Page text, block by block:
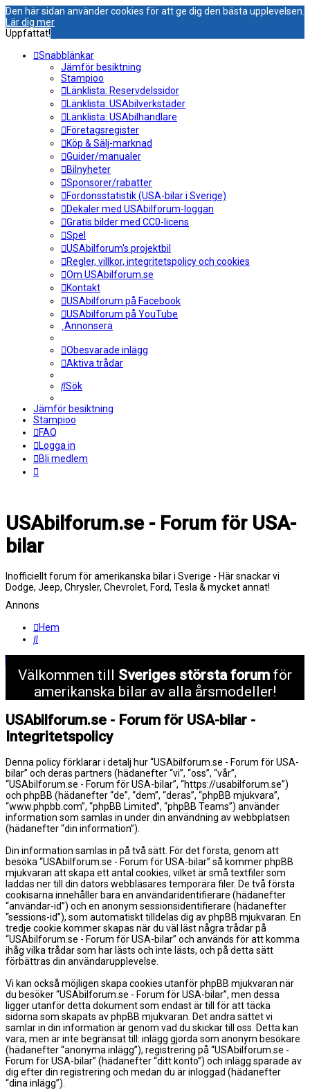
Den här sidan använder cookies för att ge dig den bästa upplevelsen.
Lär dig mer
Uppfattat!
Snabblänkar
Jämför besiktning
Stampioo
Länklista: Reservdelssidor
Länklista: USAbilverkstäder
Länklista: USAbilhandlare
Företagsregister
Köp & Sälj-marknad
Guider/manualer
Bilnyheter
Sponsorer/rabatter
Fordonsstatistik (USA-bilar i Sverige)
Dekaler med USAbilforum-loggan
Gratis bilder med CC0-licens
Spel
USAbilforum's projektbil
Regler, villkor, integritetspolicy och cookies
Om USAbilforum.se
Kontakt
USAbilforum på Facebook
USAbilforum på YouTube
Annonsera
Obesvarade inlägg
Aktiva trådar
Sök
Jämför besiktning
Stampioo
FAQ
Logga in
Bli medlem
USAbilforum.se - Forum för USA-
bilar
Inofficiellt forum för amerikanska bilar i Sverige - Här snackar vi
Dodge, Jeep, Chrysler, Chevrolet, Ford, Tesla & mycket annat!
Annons
Hem
Sök
Välkommen till Sveriges största forum för
amerikanska bilar av alla årsmodeller!
USAbilforum.se - Forum för USA-bilar -
Integritetspolicy
Denna policy förklarar i detalj hur “USAbilforum.se - Forum för USA-
bilar” och deras partners (hädanefter “vi”, “oss”, “vår”,
“USAbilforum.se - Forum för USA-bilar”, “https://usabilforum.se”)
och phpBB (hädanefter “de”, “dem”, “deras”, “phpBB mjukvara”,
“www.phpbb.com”, “phpBB Limited”, “phpBB Teams”) använder
information som samlas in under din användning av webbplatsen
(hädanefter “din information”).
Din information samlas in på två sätt. För det första, genom att
besöka “USAbilforum.se - Forum för USA-bilar” så kommer phpBB
mjukvaran att skapa ett antal cookies, vilket är små textfiler som
laddas ner till din dators webbläsares temporära filer. De två första
cookisarna innehåller bara en användaridentifierare (hädanefter
“användar-id”) och en anonym sessionsidentifierare (hädanefter
“sessions-id”), som automatiskt tilldelas dig av phpBB mjukvaran. En
tredje cookie kommer skapas när du väl läst några trådar på
“USAbilforum.se - Forum för USA-bilar” och används för att komma
ihåg vilka trådar som har lästs och inte lästs, och på detta sätt
förbättras din användarupplevelse.
Vi kan också möjligen skapa cookies utanför phpBB mjukvaran när
du besöker “USAbilforum.se - Forum för USA-bilar”, men dessa
ligger utanför detta dokument som endast är till för att täcka
sidorna som skapats av phpBB mjukvaran. Det andra sättet vi
samlar in din information är genom vad du skickar till oss. Detta kan
vara, men är inte begränsat till: inlägg gjorda som anonym besökare
(hädanefter “anonyma inlägg”), registrering på “USAbilforum.se -
Forum för USA-bilar” (hädanefter “ditt konto”) och inlägg sparade av
dig efter din registrering och medan du är inloggad (hädanefter
“dina inlägg”).